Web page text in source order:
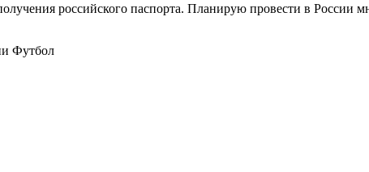
российского паспорта. Планирую провести в России
Футбол